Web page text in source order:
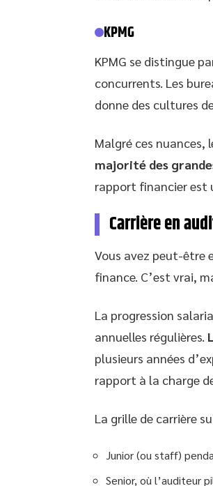
KPMG
KPMG se distingue
concurrents. Les
donne des cultures
Malgré ces
majorité des
rapport financier est
Carrière en
Vous avez peut-être
finance. C’est vrai,
La progression
annuelles régulières.
plusieurs années
rapport à la charge
La grille de carrière
Junior (ou staff)
Senior, où l’auditeur